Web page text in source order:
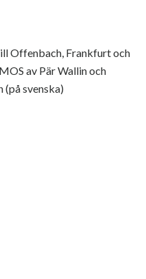
Offenbach, Frankfurt och
av Pär Wallin och
(på svenska)